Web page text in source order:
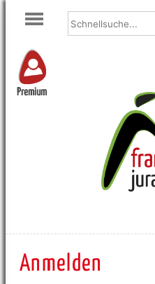
Premium
Anmelden